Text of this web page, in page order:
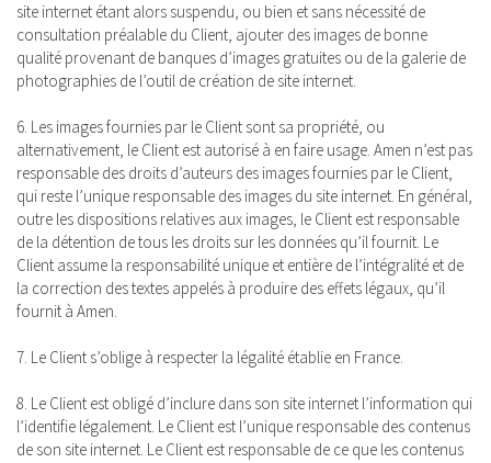
site internet étant alors suspendu, ou bien et sans nécessité de
consultation préalable du Client, ajouter des images de bonne
qualité provenant de banques d’images gratuites ou de la galerie de
photographies de l’outil de création de site internet.
6. Les images fournies par le Client sont sa propriété, ou
alternativement, le Client est autorisé à en faire usage. Amen n’est pas
responsable des droits d’auteurs des images fournies par le Client,
qui reste l’unique responsable des images du site internet. En général,
outre les dispositions relatives aux images, le Client est responsable
de la détention de tous les droits sur les données qu’il fournit. Le
Client assume la responsabilité unique et entière de l’intégralité et de
la correction des textes appelés à produire des effets légaux, qu’il
fournit à Amen.
7. Le Client s’oblige à respecter la légalité établie en France.
8. Le Client est obligé d’inclure dans son site internet l’information qui
l’identifie légalement. Le Client est l’unique responsable des contenus
de son site internet. Le Client est responsable de ce que les contenus